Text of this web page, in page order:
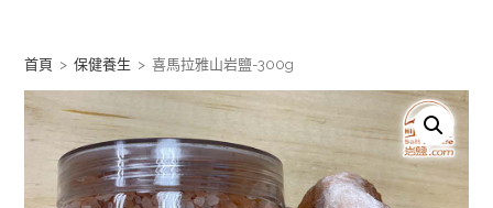
content
首頁 > 保健養生 > 喜馬拉雅山岩鹽-300g